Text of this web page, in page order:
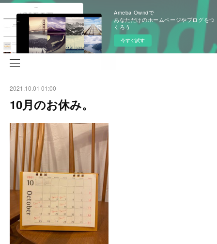
Ameba Owndで
あなただけのホームページやブログをつ
くろう
今すぐ試す
2021.10.01 01:00
10月のお休み。